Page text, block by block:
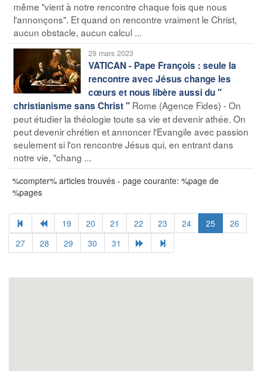
même "vient à notre rencontre chaque fois que nous
l'annonçons". Et quand on rencontre vraiment le Christ,
aucun obstacle, aucun calcul ...
29 mars 2023
VATICAN - Pape François : seule la
rencontre avec Jésus change les
cœurs et nous libère aussi du "
christianisme sans Christ " Rome (Agence Fides) - On
peut étudier la théologie toute sa vie et devenir athée. On
peut devenir chrétien et annoncer l'Evangile avec passion
seulement si l'on rencontre Jésus qui, en entrant dans
notre vie, "chang ...
%compter% articles trouvés - page courante: %page de
%pages
19 20 21 22 23 24 25
26
27
28 29 30 31